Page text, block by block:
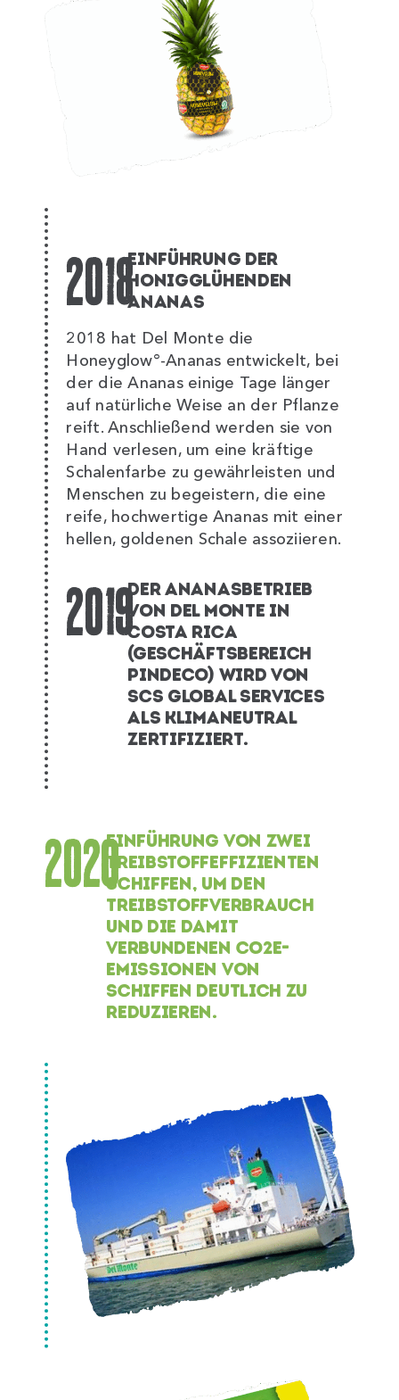
2018EINFÜHRUNG DER
HONIGGLÜHENDEN
ANANAS
2018 hat Del Monte die
Honeyglow°-Ananas entwickelt, bei
der die Ananas einige Tage länger
auf natürliche Weise an der Pflanze
reift. Anschließend werden sie von
Hand verlesen, um eine kräftige
Schalenfarbe zu gewährleisten und
Menschen zu begeistern, die eine
reife, hochwertige Ananas mit einer
hellen, goldenen Schale assoziieren.
2019DER ANANASBETRIEB
VON DEL MONTE IN
COSTA RICA
(GESCHÄFTSBEREICH
PINDECO) WIRD VON
SCS GLOBAL SERVICES
ALS KLIMANEUTRAL
ZERTIFIZIERT.
2020EINFÜHRUNG VON ZWEI
TREIBSTOFFEFFIZIENTEN
SCHIFFEN, UM DEN
TREIBSTOFFVERBRAUCH
UND DIE DAMIT
VERBUNDENEN CO2E-
EMISSIONEN VON
SCHIFFEN DEUTLICH ZU
REDUZIEREN.